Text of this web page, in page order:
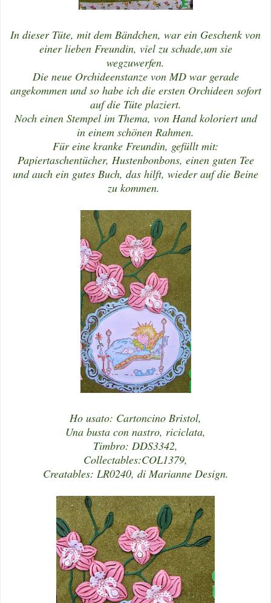
In dieser Tüte, mit dem Bändchen, war ein Geschenk von
einer lieben Freundin, viel zu schade,um sie
wegzuwerfen.
Die neue Orchideenstanze von MD war gerade
angekommen und so habe ich die ersten Orchideen sofort
auf die Tüte plaziert.
Noch einen Stempel im Thema, von Hand koloriert und
in einem schönen Rahmen.
Für eine kranke Freundin, gefüllt mit:
Papiertaschentücher, Hustenbonbons, einen guten Tee
und auch ein gutes Buch, das hilft, wieder auf die Beine
zu kommen.
Ho usato: Cartoncino Bristol,
Una busta con nastro, riciclata,
Timbro: DDS3342,
Collectables:COL1379,
Creatables: LR0240, di Marianne Design.